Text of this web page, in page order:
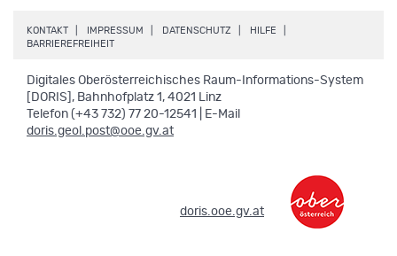
KONTAKT IMPRESSUM DATENSCHUTZ HILFE
BARRIEREFREIHEIT.
Digitales Oberösterreichisches Raum-Informations-System
[DORIS], Bahnhofplatz 1, 4021 Linz
Telefon (+43 732) 77 20-12541 | E-Mail
doris.geol.post@ooe.gv.at
doris.ooe.gv.at.